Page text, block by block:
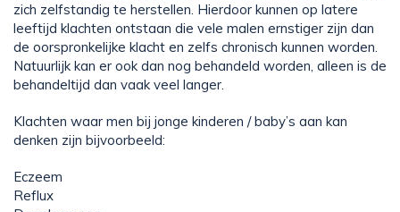
zich zelfstandig te herstellen. Hierdoor kunnen op latere
leeftijd klachten ontstaan die vele malen ernstiger zijn dan
de oorspronkelijke klacht en zelfs chronisch kunnen worden.
Natuurlijk kan er ook dan nog behandeld worden, alleen is de
behandeltijd dan vaak veel langer.
Klachten waar men bij jonge kinderen / baby’s aan kan
denken zijn bijvoorbeeld:
Eczeem
Reflux